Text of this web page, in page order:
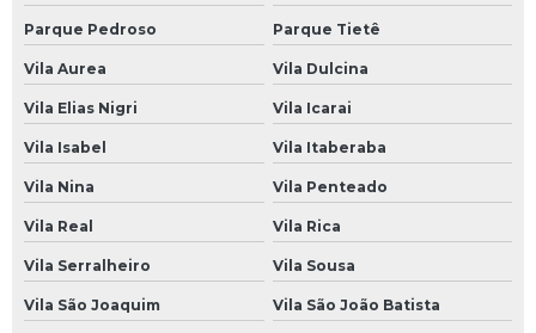
Bateria Carro Moura
Bateria de Carro
Bateria de Carro 45
Bateria de Carro 45 Amperes
Bateria de Carro 50 Amperes
Bateria de Carro 60
Bateria de Carro 60 Ah
Bateria de Carro 60 Amp
Parque Pedroso Parque Tietê
Vila Aurea Vila Dulcina
Vila Elias Nigri Vila Icarai
Vila Isabel Vila Itaberaba
Vila Nina Vila Penteado
Vila Real Vila Rica
Vila Serralheiro Vila Sousa
Vila São Joaquim Vila São João Batista